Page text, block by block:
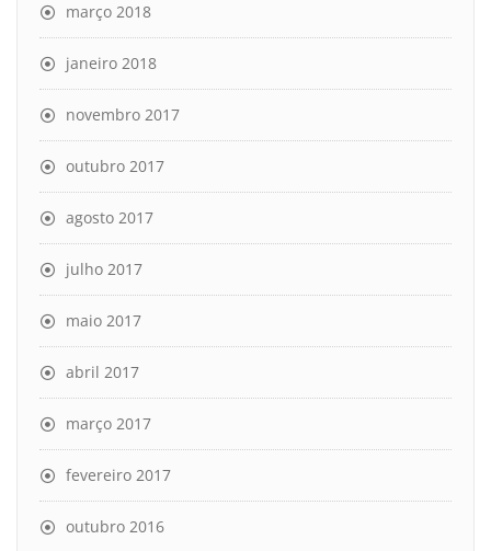
março 2018
janeiro 2018
novembro 2017
outubro 2017
agosto 2017
julho 2017
maio 2017
abril 2017
março 2017
fevereiro 2017
outubro 2016